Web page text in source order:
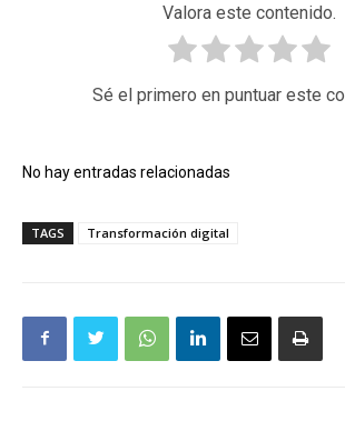
Valora este contenido.
Sé el primero en puntuar este
No hay entradas relacionadas
TAGS Transformación digital